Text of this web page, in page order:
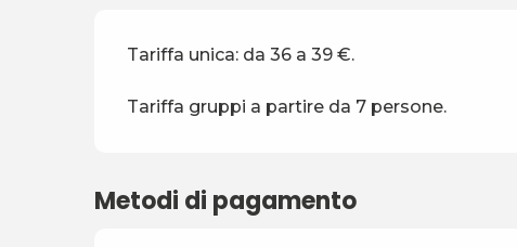
Tariffa unica: da 36 a 39 €.
Tariffa gruppi a partire da 7 persone.
Metodi di pagamento